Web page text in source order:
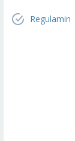
Regulamin